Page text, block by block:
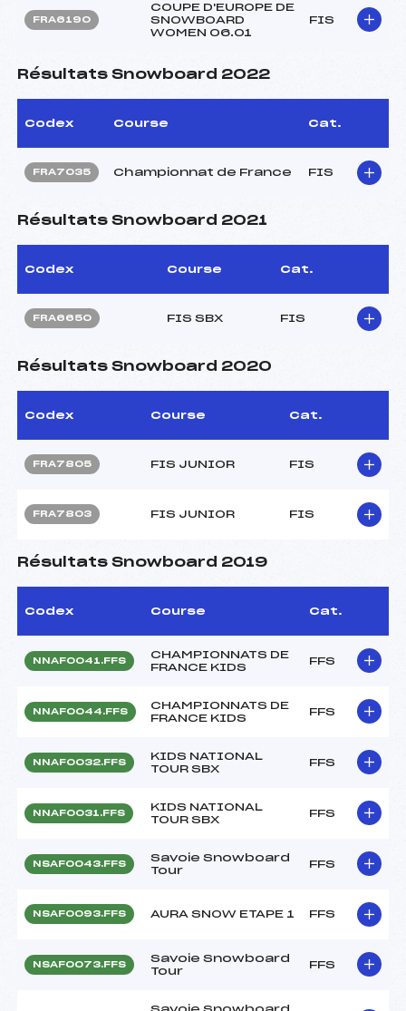
FRA6190
COUPE D'EUROPE DE
SNOWBOARD
WOMEN 06.01
FIS
Résultats Snowboard 2022
Codex Course Cat.
FRA7035 Championnat de France FIS
Résultats Snowboard 2021
Codex Course Cat.
FRA6650 FIS SBX FIS
Résultats Snowboard 2020
Codex Course Cat.
FRA7805 FIS JUNIOR FIS
FRA7803 FIS JUNIOR FIS
Résultats Snowboard 2019
Codex Course Cat.
NNAF0041.FFS
CHAMPIONNATS DE
FRANCE KIDS
FFS
NNAF0044.FFS
CHAMPIONNATS DE
FRANCE KIDS
FFS
NNAF0032.FFS
KIDS NATIONAL
TOUR SBX
FFS
NNAF0031.FFS
KIDS NATIONAL
TOUR SBX
FFS
NSAF0043.FFS
Savoie Snowboard
Tour
FFS
NSAF0093.FFS AURA SNOW ETAPE 1 FFS
NSAF0073.FFS
Savoie Snowboard
Tour
FFS
Savoie Snowboard